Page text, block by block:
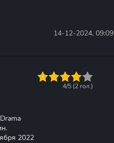
14-12-2024, 09:09
4/5 (2 гол.)
2022